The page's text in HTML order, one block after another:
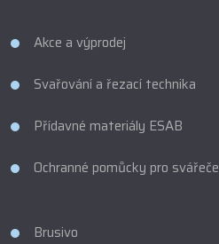
Akce a výprodej
Svařování a řezací technika
Přídavné materiály ESAB
Ochranné pomůcky pro svářeče
Brusivo